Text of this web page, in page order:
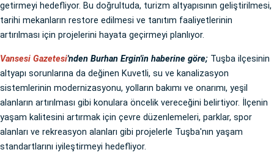
getirmeyi hedefliyor. Bu doğrultuda, turizm altyapısının geliştirilmesi,
tarihi mekanların restore edilmesi ve tanıtım faaliyetlerinin
artırılması için projelerini hayata geçirmeyi planlıyor.
Vansesi Gazetesi'nden Burhan Ergin'in haberine göre; Tuşba ilçesinin
altyapı sorunlarına da değinen Kuvetli, su ve kanalizasyon
sistemlerinin modernizasyonu, yolların bakımı ve onarımı, yeşil
alanların artırılması gibi konulara öncelik vereceğini belirtiyor. İlçenin
yaşam kalitesini artırmak için çevre düzenlemeleri, parklar, spor
alanları ve rekreasyon alanları gibi projelerle Tuşba'nın yaşam
standartlarını iyileştirmeyi hedefliyor.